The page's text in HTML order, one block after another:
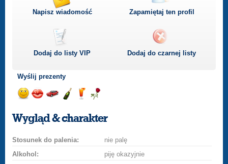
Napisz wiadomość Zapamiętaj ten profil
Dodaj do listyVIP Dodaj do czarnej listy
Wyślij prezenty
uśmiech
buziakasamochodem
szampana
drinka
różę
Wygląd & charakter
Stosunek do palenia:
nie palę
Alkohol:
piję okazyjnie